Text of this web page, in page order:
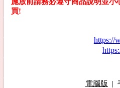
買!
https://
電腦版 |